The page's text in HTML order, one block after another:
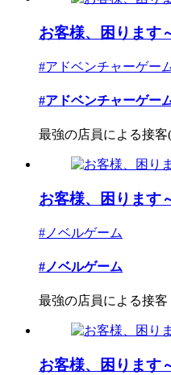
お客様、困ります
#アドベンチャーゲー
#アドベンチャーゲー
最強の店員による接
お客様、困ります
#ノベルゲーム
#ノベルゲーム
最強の店員による接
お客様、困ります